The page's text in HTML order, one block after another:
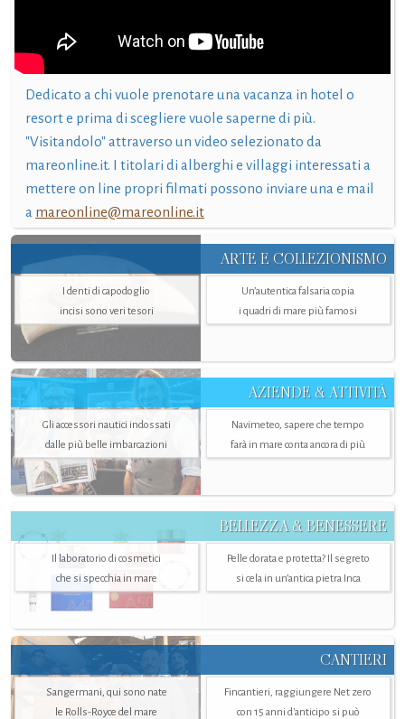
Dedicato a chi vuole prenotare una vacanza in hotel o
resort e prima di scegliere vuole saperne di più.
"Visitandolo" attraverso un video selezionato da
mareonline.it. I titolari di alberghi e villaggi interessati a
mettere on line propri filmati possono inviare una e mail
a mareonline@mareonline.it
ARTE E COLLEZIONISMO
I denti di capodoglio
incisi sono veri tesori
Un’autentica falsaria copia
i quadri di mare più famosi
AZIENDE & ATTIVITÀ
Gli accessori nautici indossati
dalle più belle imbarcazioni
Navimeteo, sapere che tempo
farà in mare conta ancora di più
BELLEZZA & BENESSERE
Il laboratorio di cosmetici
che si specchia in mare
Pelle dorata e protetta? Il segreto
si cela in un’antica pietra Inca
CANTIERI
Sangermani, qui sono nate
le Rolls-Royce del mare
Fincantieri, raggiungere Net zero
con 15 anni d'anticipo si può